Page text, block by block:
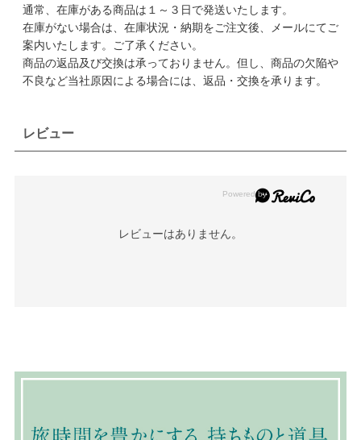
通常、在庫がある商品は１～３日で発送いたします。
在庫がない場合は、在庫状況・納期をご注文後、メールにてご
案内いたします。ご了承ください。
商品の返品及び交換は承っておりません。但し、商品の欠陥や
不良など当社原因による場合には、返品・交換を承ります。
レビュー
レビューはありません。